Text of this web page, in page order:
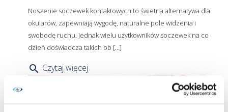
Noszenie soczewek kontaktowych to świetna alternatywa dla
okularów, zapewniają wygodę, naturalne pole widzenia i
swobodę ruchu. Jednak wielu użytkowników soczewek na co
dzień doświadcza takich ob [...]
search Czytaj więcej